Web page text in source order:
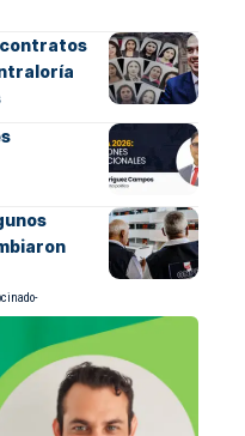
contratos